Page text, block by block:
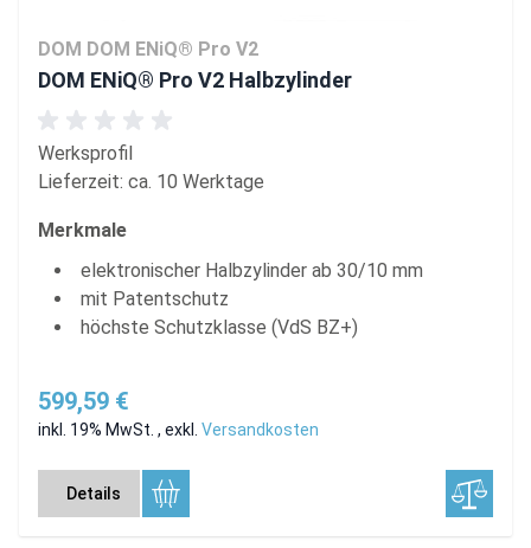
DOM DOM ENiQ® Pro V2
DOM ENiQ® Pro V2 Halbzylinder
Werksprofil
Lieferzeit: ca. 10 Werktage
Merkmale
elektronischer Halbzylinder ab 30/10 mm
mit Patentschutz
höchste Schutzklasse (VdS BZ+)
599,59 €
inkl. 19% MwSt. , exkl. Versandkosten
Details